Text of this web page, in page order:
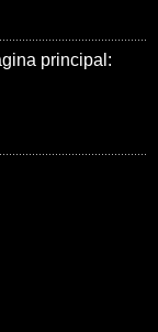
principal: